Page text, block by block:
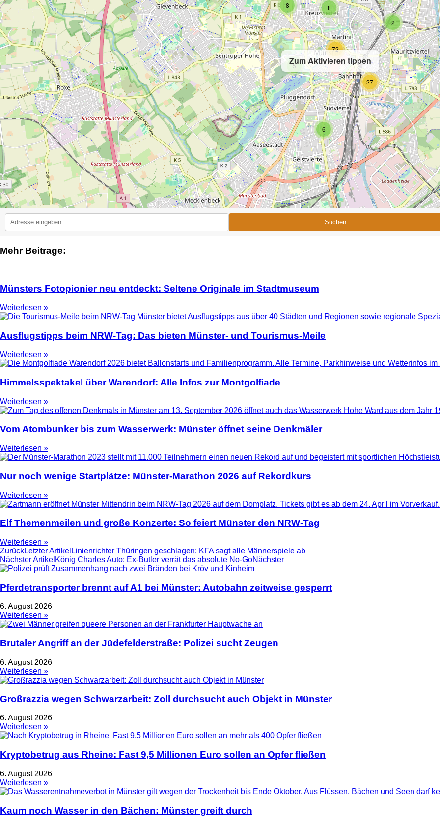
Zum Aktivieren tippen
2
8
6
8
27
5
72
Suchen
Mehr Beiträge:
Münsters Fotopionier neu entdeckt: Seltene Originale im Stadtmuseum
Weiterlesen »
Ausflugstipps beim NRW-Tag: Das bieten Münster- und Tourismus-Meile
Weiterlesen »
Himmelsspektakel über Warendorf: Alle Infos zur Montgolfiade
Weiterlesen »
Vom Atombunker bis zum Wasserwerk: Münster öffnet seine Denkmäler
Weiterlesen »
Nur noch wenige Startplätze: Münster-Marathon 2026 auf Rekordkurs
Weiterlesen »
Elf Themenmeilen und große Konzerte: So feiert Münster den NRW-Tag
Weiterlesen »
ZurückLetzter Artikel Linienrichter Thüringen geschlagen: KFA sagt alle Männerspiele ab
Nächster Artikel König Charles Auto: Ex-Butler verrät das absolute No-GoNächster
Pferdetransporter brennt auf A1 bei Münster: Autobahn zeitweise gesperrt
6. August 2026
Weiterlesen »
Brutaler Angriff an der Jüdefelderstraße: Polizei sucht Zeugen
6. August 2026
Weiterlesen »
Großrazzia wegen Schwarzarbeit: Zoll durchsucht auch Objekt in Münster
6. August 2026
Weiterlesen »
Kryptobetrug aus Rheine: Fast 9,5 Millionen Euro sollen an Opfer fließen
6. August 2026
Weiterlesen »
Kaum noch Wasser in den Bächen: Münster greift durch